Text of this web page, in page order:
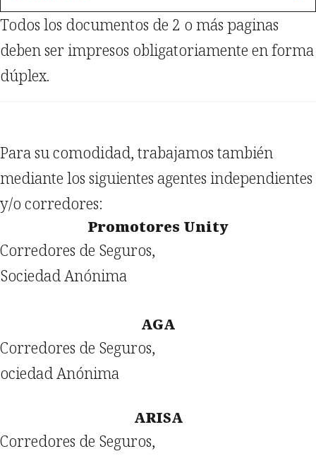
Accesorio
Estado Patrimonial
Solicitud de fianza
Todos los documentos de 2 o más paginas
deben ser impresos obligatoriamente en forma
dúplex.
Para su comodidad, trabajamos también
mediante los siguientes agentes independientes
y/o corredores:
Promotores Unity
Corredores de Seguros,
Sociedad Anónima
AGA
Corredores de Seguros,
ociedad Anónima
ARISA
Corredores de Seguros,